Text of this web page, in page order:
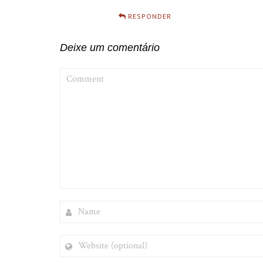
RESPONDER
Deixe um comentário
(OPTIONAL)